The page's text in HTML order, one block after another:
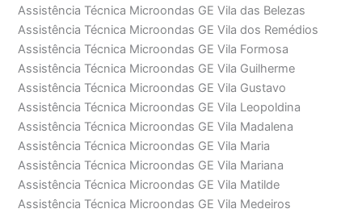
Assistência Técnica Microondas GE Vila das Belezas
Assistência Técnica Microondas GE Vila dos Remédios
Assistência Técnica Microondas GE Vila Formosa
Assistência Técnica Microondas GE Vila Guilherme
Assistência Técnica Microondas GE Vila Gustavo
Assistência Técnica Microondas GE Vila Leopoldina
Assistência Técnica Microondas GE Vila Madalena
Assistência Técnica Microondas GE Vila Maria
Assistência Técnica Microondas GE Vila Mariana
Assistência Técnica Microondas GE Vila Matilde
Assistência Técnica Microondas GE Vila Medeiros